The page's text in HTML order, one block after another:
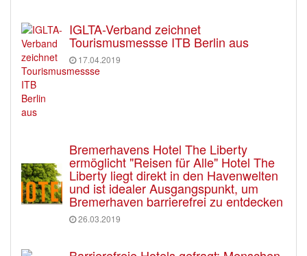
IGLTA-Verband zeichnet
Tourismusmessse ITB Berlin aus
17.04.2019
Bremerhavens Hotel The Liberty
ermöglicht "Reisen für Alle" Hotel The
Liberty liegt direkt in den Havenwelten
und ist idealer Ausgangspunkt, um
Bremerhaven barrierefrei zu entdecken
26.03.2019